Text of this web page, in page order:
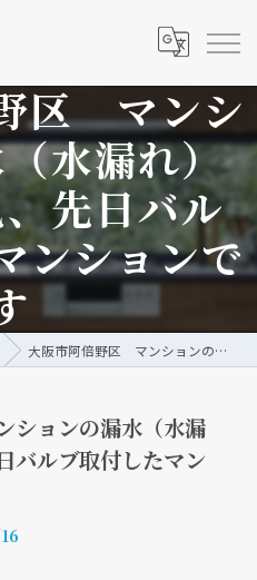
区 マンシ
水漏れ）
先日バル
ンションで
大阪市阿倍野区 マンションの漏水（水漏れ） 遂に発見、先日バルブ取付したマンションです
ョンの漏水（水漏
ルブ取付したマン